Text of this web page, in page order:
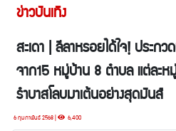
ข่าวบันเทิง
สะเดา | ลีลาหรอยได้ใจ! ประก
จาก15 หมู่บ้าน 8 ตำบล แต่ละ
รำบาสโลบมาเต้นอย่างสุดมันส์
6 กุมภาพันธ์ 2568 | 6,400